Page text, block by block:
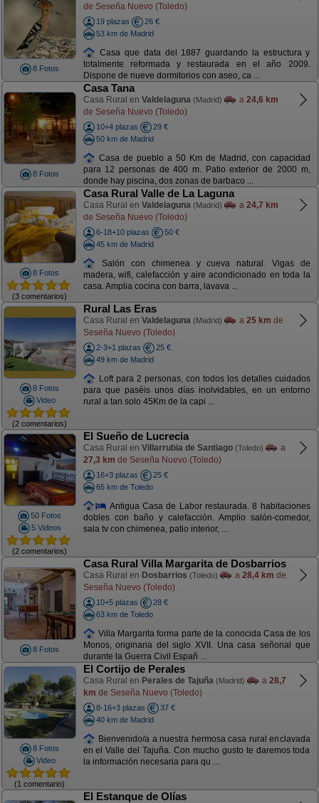
8 Fotos
de Seseña Nuevo (Toledo)
19 plazas
26 €
53 km de Madrid
Casa que data del 1887 guardando la estructura y
totalmente reformada y restaurada en el año 2009.
Dispone de nueve dormitorios con aseo, ca ...
8 Fotos
Casa Tana
Casa Rural en Valdelaguna (Madrid) a 24,6 km
de Seseña Nuevo (Toledo)
10+4 plazas
29 €
50 km de Madrid
Casa de pueblo a 50 Km de Madrid, con capacidad
para 12 personas de 400 m. Patio exterior de 2000 m,
donde hay piscina, dos zonas de barbaco ...
8 Fotos
(3 comentarios)
Casa Rural Valle de La Laguna
Casa Rural en Valdelaguna (Madrid) a 24,7 km
de Seseña Nuevo (Toledo)
6-18+10 plazas
50 €
45 km de Madrid
Salón con chimenea y cueva natural. Vigas de
madera, wifi, calefacción y aire acondicionado en toda la
casa. Amplia cocina con barra, lavava ...
8 Fotos
Video
(2 comentarios)
Rural Las Eras
Casa Rural en Valdelaguna (Madrid) a 25 km de
Seseña Nuevo (Toledo)
2-3+1 plazas
25 €
49 km de Madrid
Loft para 2 personas, con todos los detalles cuidados
para que paséis unos días inolvidables, en un entorno
rural a tan solo 45Km de la capi ...
50 Fotos
5 Videos
(2 comentarios)
El Sueño de Lucrecia
Casa Rural en Villarrubia de Santiago (Toledo)
a
27,3 km de Seseña Nuevo (Toledo)
16+3 plazas
25 €
65 km de Toledo
Antigua Casa de Labor restaurada. 8 habitaciones
dobles con baño y calefacción. Amplio salón-comedor,
sala tv con chimenea, patio interior, ...
8 Fotos
Casa Rural Villa Margarita de Dosbarrios
Casa Rural en Dosbarrios (Toledo) a 28,4 km de
Seseña Nuevo (Toledo)
10+5 plazas
28 €
63 km de Toledo
Villa Margarita forma parte de la conocida Casa de los
Monos, originaria del siglo XVII. Una casa señorial que
durante la Guerra Civil Españ ...
8 Fotos
Video
(1 comentario)
El Cortijo de Perales
Casa Rural en Perales de Tajuña (Madrid) a 28,7
km de Seseña Nuevo (Toledo)
8-16+3 plazas
37 €
40 km de Madrid
Bienvenido/a a nuestra hermosa casa rural enclavada
en el Valle del Tajuña. Con mucho gusto te daremos toda
la información necesaria para qu ...
El Estanque de Olías